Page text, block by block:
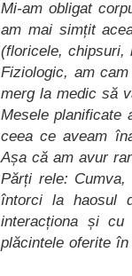
Mi-am obligat
am mai simțit
(floricele, chipsuri,
Fiziologic, am
merg la medic să
Mesele planificate
ceea ce aveam
Așa că am avur
Părți rele:
întorci la haosul
interacționa și
plăcintele oferite